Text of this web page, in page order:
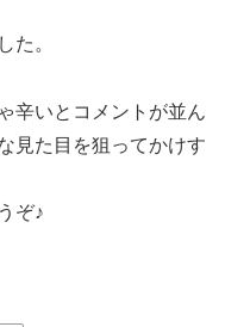
た。
辛いとコメントが並ん
見た目を狙ってかけす
ぞ♪